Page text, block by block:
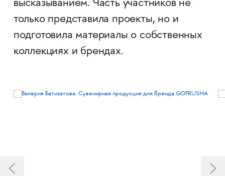
высказыванием. Часть участников не
только представила проекты, но и
подготовила материалы о собственных
коллекциях и брендах.